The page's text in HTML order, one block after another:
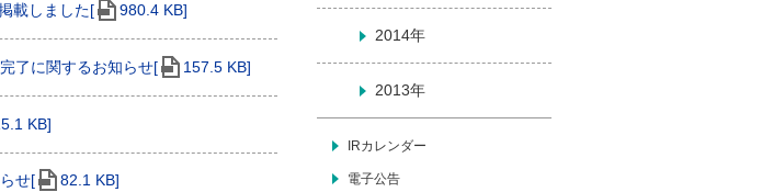
載しました[ 980.4 KB]
了に関するお知らせ[ 157.5 KB]
KB]
せ[ 82.1 KB]
2014年
2013年
IRカレンダー
電子公告